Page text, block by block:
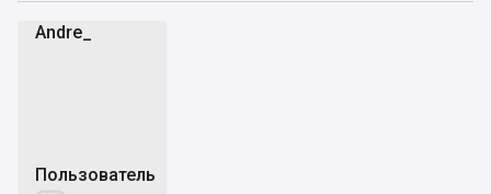
Andre_
Пользователь